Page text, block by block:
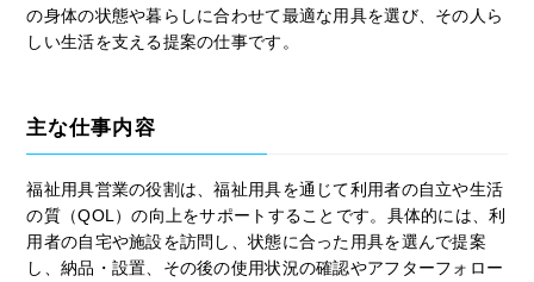
の身体の状態や暮らしに合わせて最適な用具を選び、その人ら
しい生活を支える提案の仕事です。
主な仕事内容
福祉用具営業の役割は、福祉用具を通じて利用者の自立や生活
の質（QOL）の向上をサポートすることです。具体的には、利
用者の自宅や施設を訪問し、状態に合った用具を選んで提案
し、納品・設置、その後の使用状況の確認やアフターフォロー